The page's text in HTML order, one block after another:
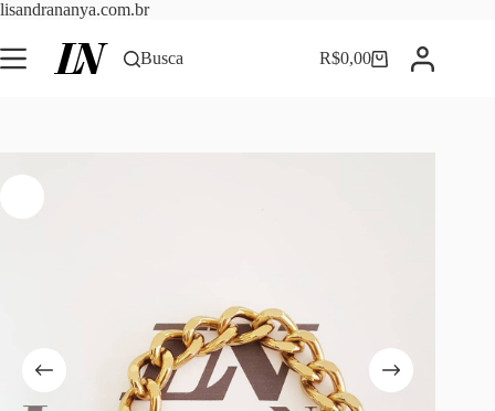
lisandrananya.com.brPular
o
conteúdo
Busca Carrinho
R$0,00